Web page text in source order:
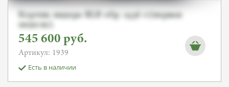
Кортик лидера RLB обр. 1936 г.(первая
модель).
545 600 руб.
Артикул: 1939
Есть в наличии